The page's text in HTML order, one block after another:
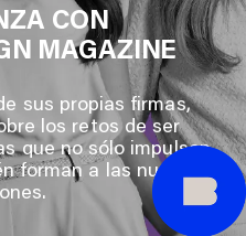
CON
MAGAZINE
sus propias firmas,
los retos de ser
que no sólo impulsan
forman a las nuevas